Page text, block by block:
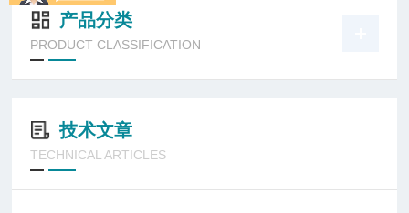
产品分类
PRODUCT CLASSIFICATION
技术文章
TECHNICAL ARTICLES